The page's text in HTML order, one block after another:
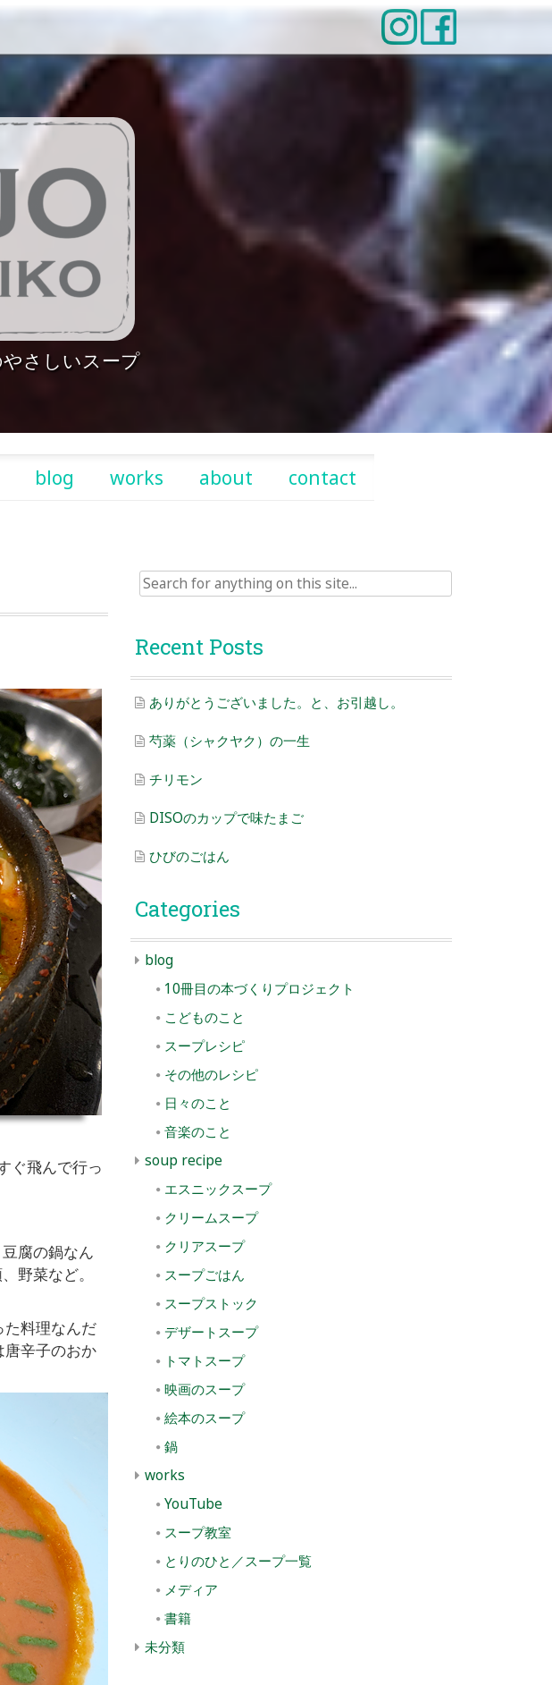
さしいスープ
blog works about contact
ぐ飛んで行っ
腐の鍋なん
野菜など。
た料理なんだ
唐辛子のおか
Search
for:
Recent Posts
ありがとうございました。と、お引越し。
芍薬（シャクヤク）の一生
チリモン
DISOのカップで味たまご
ひびのごはん
Categories
blog
10冊目の本づくりプロジェクト
こどものこと
スープレシピ
その他のレシピ
日々のこと
音楽のこと
soup recipe
エスニックスープ
クリームスープ
クリアスープ
スープごはん
スープストック
デザートスープ
トマトスープ
映画のスープ
絵本のスープ
鍋
works
YouTube
スープ教室
とりのひと／スープ一覧
メディア
書籍
未分類